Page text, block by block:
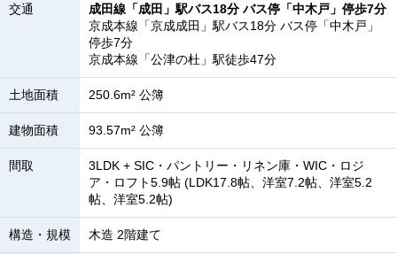
交通
成田線「成田」駅バス18分 バス停「中木戸」停歩7分
京成本線「京成成田」駅バス18分 バス停「中木戸」
停歩7分
京成本線「公津の杜」駅徒歩47分
土地面積 250.6m² 公簿
建物面積 93.57m² 公簿
間取
3LDK + SIC・パントリー・リネン庫・WIC・ロジ
ア・ロフト5.9帖 (LDK17.8帖、洋室7.2帖、洋室5.2
帖、洋室5.2帖)
構造・規模 木造 2階建て